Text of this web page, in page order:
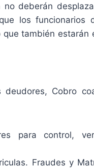
deberán
los funcionarios
también estarán
Cobro
para control,
Fraudes y